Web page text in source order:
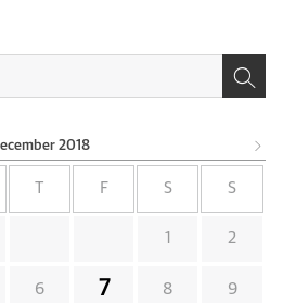
2018
F S S
1 2
6 7 8 9